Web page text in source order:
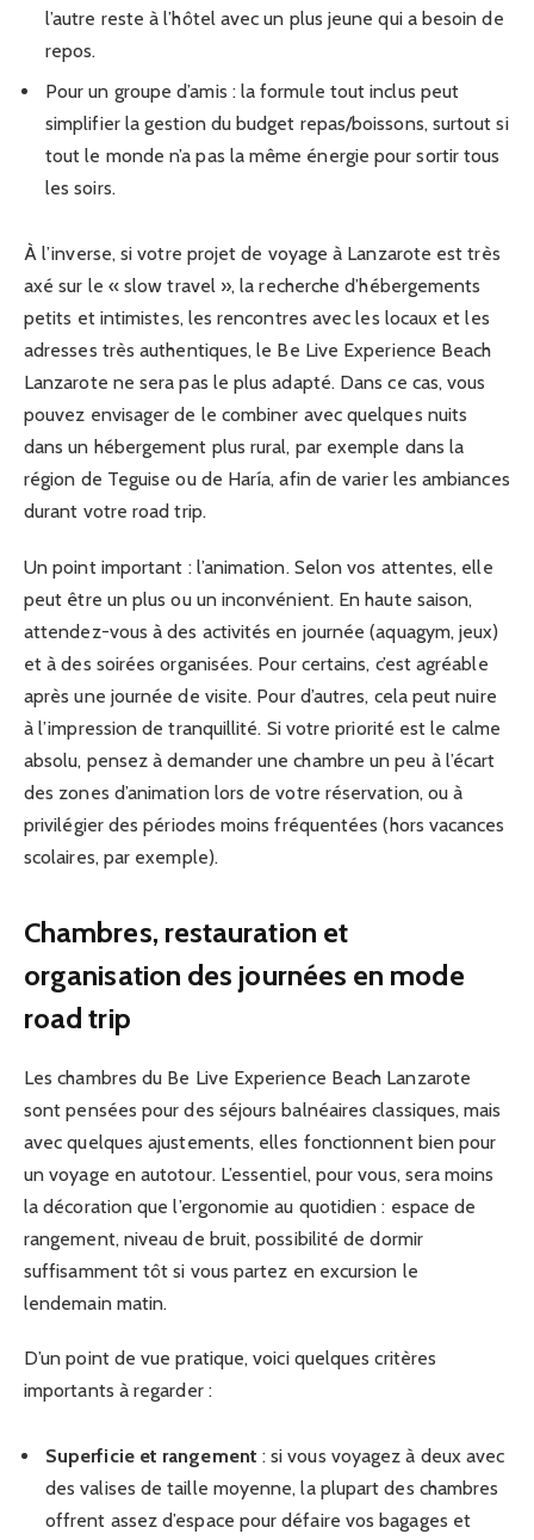
l’autre reste à l’hôtel avec un plus jeune qui a besoin de
repos.
Pour un groupe d’amis : la formule tout inclus peut
simplifier la gestion du budget repas/boissons, surtout si
tout le monde n’a pas la même énergie pour sortir tous
les soirs.
À l’inverse, si votre projet de voyage à Lanzarote est très
axé sur le « slow travel », la recherche d’hébergements
petits et intimistes, les rencontres avec les locaux et les
adresses très authentiques, le Be Live Experience Beach
Lanzarote ne sera pas le plus adapté. Dans ce cas, vous
pouvez envisager de le combiner avec quelques nuits
dans un hébergement plus rural, par exemple dans la
région de Teguise ou de Haría, afin de varier les ambiances
durant votre road trip.
Un point important : l’animation. Selon vos attentes, elle
peut être un plus ou un inconvénient. En haute saison,
attendez-vous à des activités en journée (aquagym, jeux)
et à des soirées organisées. Pour certains, c’est agréable
après une journée de visite. Pour d’autres, cela peut nuire
à l’impression de tranquillité. Si votre priorité est le calme
absolu, pensez à demander une chambre un peu à l’écart
des zones d’animation lors de votre réservation, ou à
privilégier des périodes moins fréquentées (hors vacances
scolaires, par exemple).
Chambres, restauration et
organisation des journées en mode
road trip
Les chambres du Be Live Experience Beach Lanzarote
sont pensées pour des séjours balnéaires classiques, mais
avec quelques ajustements, elles fonctionnent bien pour
un voyage en autotour. L’essentiel, pour vous, sera moins
la décoration que l’ergonomie au quotidien : espace de
rangement, niveau de bruit, possibilité de dormir
suffisamment tôt si vous partez en excursion le
lendemain matin.
D’un point de vue pratique, voici quelques critères
importants à regarder :
Superficie et rangement : si vous voyagez à deux avec
des valises de taille moyenne, la plupart des chambres
offrent assez d’espace pour défaire vos bagages et